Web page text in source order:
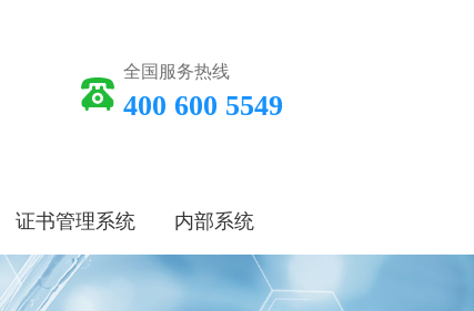
全国服务热线
400 600 5549
证书管理系统 内部系统